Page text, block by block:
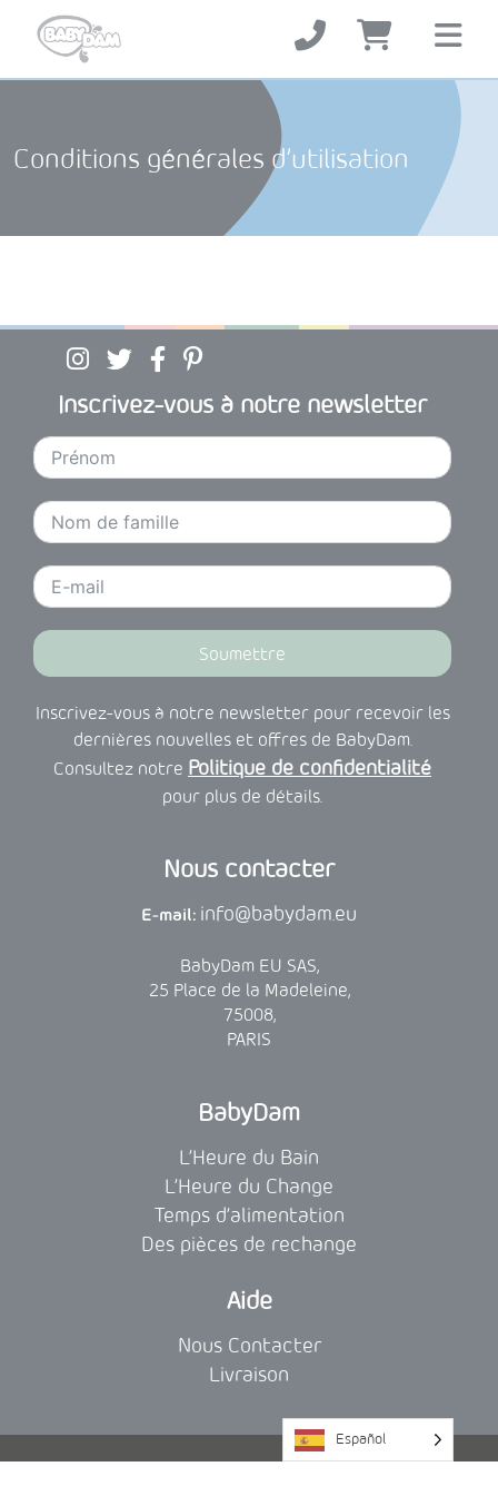
Conditions générales d’utilisation
Inscrivez-vous à notre newsletter
Soumettre
Inscrivez-vous à notre newsletter pour recevoir les
dernières nouvelles et offres de BabyDam.
Consultez notre Politique de confidentialité
pour plus de détails.
Nous contacter
E-mail: info@babydam.eu
BabyDam EU SAS,
25 Place de la Madeleine,
75008,
PARIS
BabyDam
L’Heure du Bain
L’Heure du Change
Temps d’alimentation
Des pièces de rechange
Aide
Nous Contacter
Livraison
Español